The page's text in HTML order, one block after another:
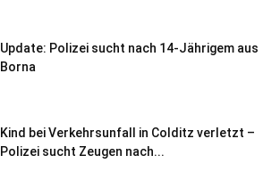
Update: Polizei sucht nach 14-Jährigem aus
Borna
Kind bei Verkehrsunfall in Colditz verletzt –
Polizei sucht Zeugen nach...